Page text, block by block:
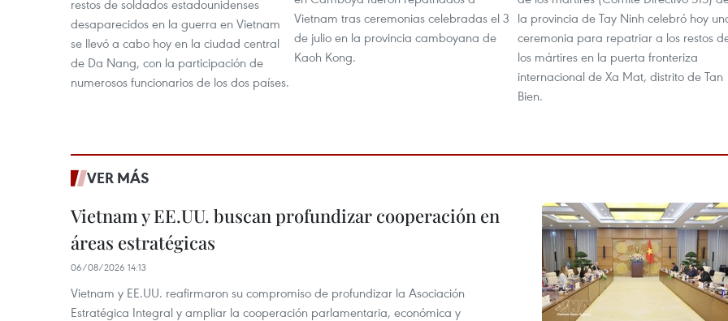
restos de soldados estadounidenses
desaparecidos en la guerra en Vietnam
se llevó a cabo hoy en la ciudad central
de Da Nang, con la participación de
numerosos funcionarios de los dos países.
Vietnam tras ceremonias celebradas el 3
de julio en la provincia camboyana de
Kaoh Kong.
la provincia de Tay Ninh celebró hoy
ceremonia para repatriar a los restos
los mártires en la puerta fronteriza
internacional de Xa Mat, distrito de Tan
Bien.
VER MÁS
Vietnam y EE.UU. buscan profundizar cooperación en
áreas estratégicas
06/08/2026 14:13
Vietnam y EE.UU. reafirmaron su compromiso de profundizar la Asociación
Estratégica Integral y ampliar la cooperación parlamentaria, económica y